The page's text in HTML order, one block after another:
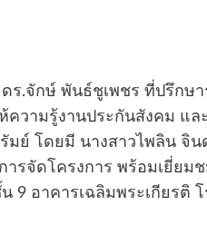
ร.จักษ์ พันธ์ชูเพชร ที่ปรึกษ
ความรู้งานประกันสังคม แล
มย์ โดยมี นางสาวไพลิน จิ
รจัดโครงการ พร้อมเยี่ยม
อาคารเฉลิมพระเกียรติ โ